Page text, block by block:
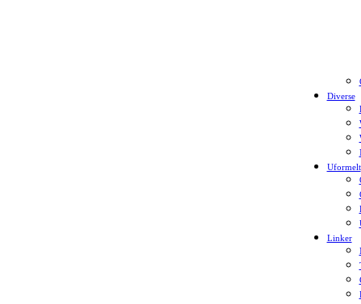
Diverse
Uformelt
Linker